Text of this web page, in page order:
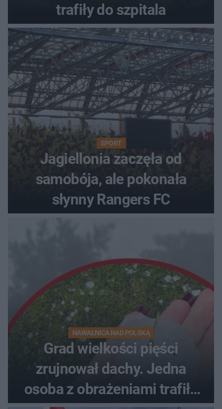
trafiły do szpitala
SPORT
Jagiellonia zaczęła od
samobója, ale pokonała
słynny Rangers FC
NAWAŁNICA NAD POLSKĄ
Grad wielkości pięści
zrujnował dachy. Jedna
osoba z obrażeniami trafiła